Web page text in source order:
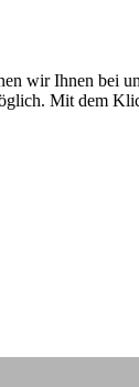
wir Ihnen bei
Mit dem